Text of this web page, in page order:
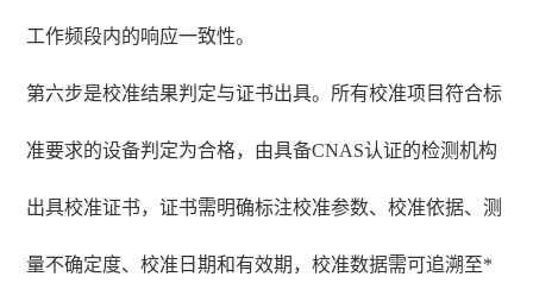
工作频段内的响应一致性。
第六步是校准结果判定与证书出具。所有校准项目符合标
准要求的设备判定为合格，由具备CNAS认证的检测机构
出具校准证书，证书需明确标注校准参数、校准依据、测
量不确定度、校准日期和有效期，校准数据需可追溯至*